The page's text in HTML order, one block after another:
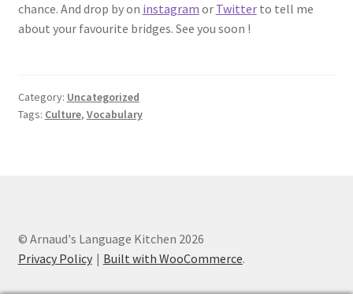
chance. And drop by on instagram or Twitterto tell me
about your favourite bridges. See you soon !
Category: Uncategorized
Tags: Culture, Vocabulary
© Arnaud's Language Kitchen 2026
Privacy Policy
Built with WooCommerce.